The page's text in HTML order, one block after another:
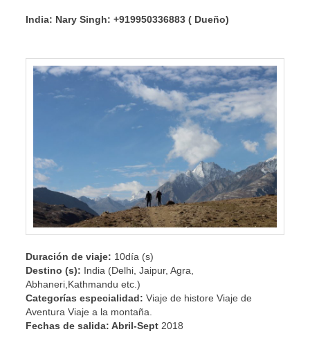
India: Nary Singh: +919950336883 ( Dueño)
Duración de viaje: 10día (s)
Destino (s): India (Delhi, Jaipur, Agra,
Abhaneri,Kathmandu etc.)
Categorías especialidad:Viaje de histore Viaje de
Aventura Viaje a la montaña.
Fechas de salida: Abril-Sept 2018